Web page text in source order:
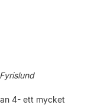
4- ett mycket